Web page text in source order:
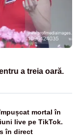
a treia oară.
mortal în
live pe TikTok.
în direct